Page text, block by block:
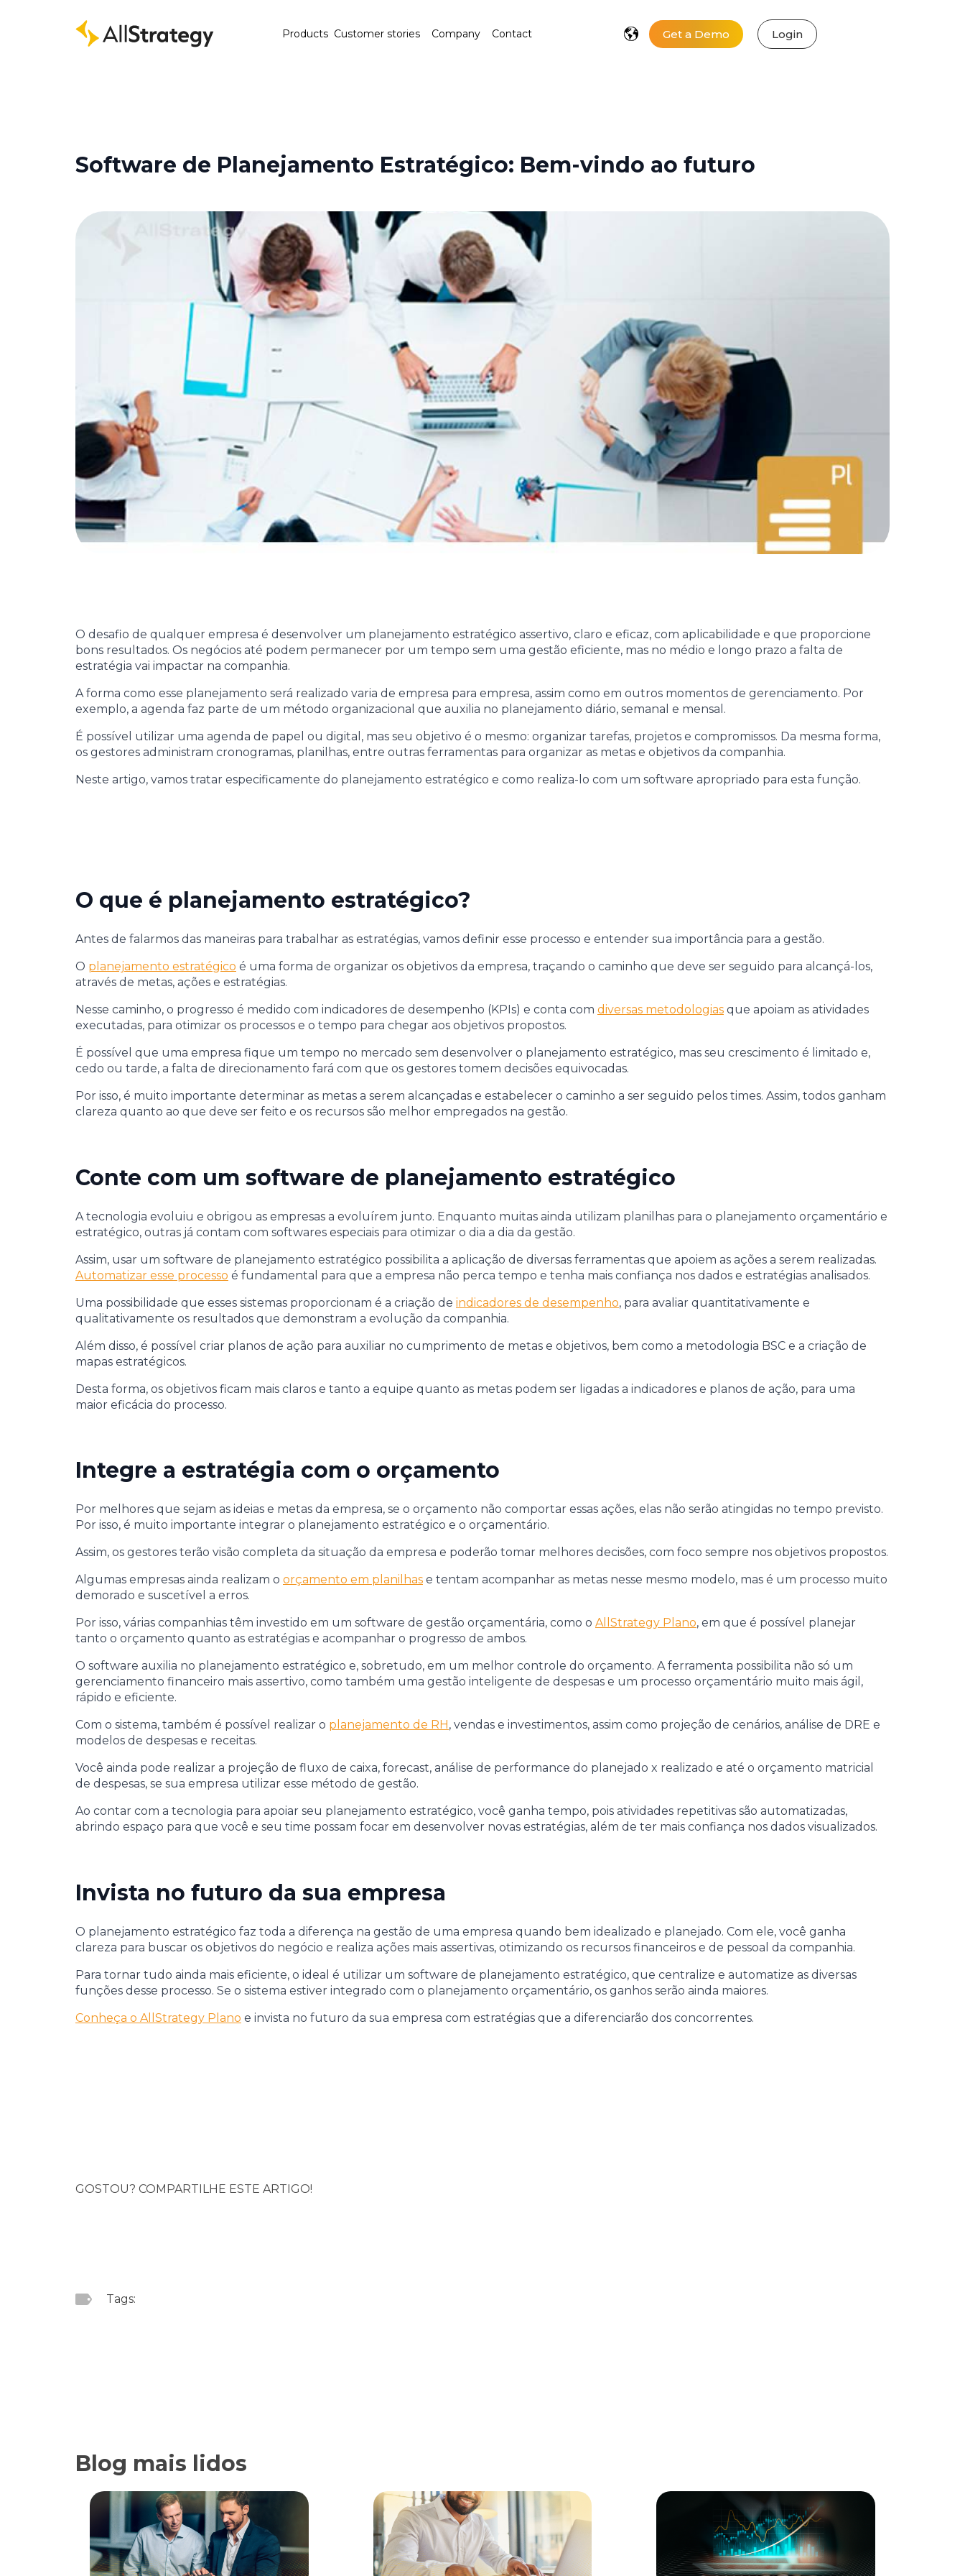
Products Customer stories Company Contact Get a Demo Login
Software de Planejamento Estratégico: Bem-vindo ao futuro
O desafio de qualquer empresa é desenvolver um planejamento estratégico assertivo, claro e eficaz, com aplicabilidade e que proporcione
bons resultados. Os negócios até podem permanecer por um tempo sem uma gestão eficiente, mas no médio e longo prazo a falta de
estratégia vai impactar na companhia.
A forma como esse planejamento será realizado varia de empresa para empresa, assim como em outros momentos de gerenciamento. Por
exemplo, a agenda faz parte de um método organizacional que auxilia no planejamento diário, semanal e mensal.
É possível utilizar uma agenda de papel ou digital, mas seu objetivo é o mesmo: organizar tarefas, projetos e compromissos. Da mesma forma,
os gestores administram cronogramas, planilhas, entre outras ferramentas para organizar as metas e objetivos da companhia.
Neste artigo, vamos tratar especificamente do planejamento estratégico e como realiza-lo com um software apropriado para esta função.
O que é planejamento estratégico?
Antes de falarmos das maneiras para trabalhar as estratégias, vamos definir esse processo e entender sua importância para a gestão.
O planejamento estratégico é uma forma de organizar os objetivos da empresa, traçando o caminho que deve ser seguido para alcançá-los,
através de metas, ações e estratégias.
Nesse caminho, o progresso é medido com indicadores de desempenho (KPIs) e conta com diversas metodologias que apoiam as atividades
executadas, para otimizar os processos e o tempo para chegar aos objetivos propostos.
É possível que uma empresa fique um tempo no mercado sem desenvolver o planejamento estratégico, mas seu crescimento é limitado e,
cedo ou tarde, a falta de direcionamento fará com que os gestores tomem decisões equivocadas.
Por isso, é muito importante determinar as metas a serem alcançadas e estabelecer o caminho a ser seguido pelos times. Assim, todos ganham
clareza quanto ao que deve ser feito e os recursos são melhor empregados na gestão.
Conte com um software de planejamento estratégico
A tecnologia evoluiu e obrigou as empresas a evoluírem junto. Enquanto muitas ainda utilizam planilhas para o planejamento orçamentário e
estratégico, outras já contam com softwares especiais para otimizar o dia a dia da gestão.
Assim, usar um software de planejamento estratégico possibilita a aplicação de diversas ferramentas que apoiem as ações a serem realizadas.
Automatizar esse processo é fundamental para que a empresa não perca tempo e tenha mais confiança nos dados e estratégias analisados.
Uma possibilidade que esses sistemas proporcionam é a criação de indicadores de desempenho, para avaliar quantitativamente e
qualitativamente os resultados que demonstram a evolução da companhia.
Além disso, é possível criar planos de ação para auxiliar no cumprimento de metas e objetivos, bem como a metodologia BSC e a criação de
mapas estratégicos.
Desta forma, os objetivos ficam mais claros e tanto a equipe quanto as metas podem ser ligadas a indicadores e planos de ação, para uma
maior eficácia do processo.
Integre a estratégia com o orçamento
Por melhores que sejam as ideias e metas da empresa, se o orçamento não comportar essas ações, elas não serão atingidas no tempo previsto.
Por isso, é muito importante integrar o planejamento estratégico e o orçamentário.
Assim, os gestores terão visão completa da situação da empresa e poderão tomar melhores decisões, com foco sempre nos objetivos propostos.
Algumas empresas ainda realizam o orçamento em planilhas e tentam acompanhar as metas nesse mesmo modelo, mas é um processo muito
demorado e suscetível a erros.
Por isso, várias companhias têm investido em um software de gestão orçamentária, como o AllStrategy Plano, em que é possível planejar
tanto o orçamento quanto as estratégias e acompanhar o progresso de ambos.
O software auxilia no planejamento estratégico e, sobretudo, em um melhor controle do orçamento. A ferramenta possibilita não só um
gerenciamento financeiro mais assertivo, como também uma gestão inteligente de despesas e um processo orçamentário muito mais ágil,
rápido e eficiente.
Com o sistema, também é possível realizar o planejamento de RH , vendas e investimentos, assim como projeção de cenários, análise de DRE e
modelos de despesas e receitas.
Você ainda pode realizar a projeção de fluxo de caixa, forecast, análise de performance do planejado x realizado e até o orçamento matricial
de despesas, se sua empresa utilizar esse método de gestão.
Ao contar com a tecnologia para apoiar seu planejamento estratégico, você ganha tempo, pois atividades repetitivas são automatizadas,
abrindo espaço para que você e seu time possam focar em desenvolver novas estratégias, além de ter mais confiança nos dados visualizados.
Invista no futuro da sua empresa
O planejamento estratégico faz toda a diferença na gestão de uma empresa quando bem idealizado e planejado. Com ele, você ganha
clareza para buscar os objetivos do negócio e realiza ações mais assertivas, otimizando os recursos financeiros e de pessoal da companhia.
Para tornar tudo ainda mais eficiente, o ideal é utilizar um software de planejamento estratégico, que centralize e automatize as diversas
funções desse processo. Se o sistema estiver integrado com o planejamento orçamentário, os ganhos serão ainda maiores.
Conheça o AllStrategy Plano e invista no futuro da sua empresa com estratégias que a diferenciarão dos concorrentes.
GOSTOU? COMPARTILHE ESTE ARTIGO!
Tags:
Blog mais lidos